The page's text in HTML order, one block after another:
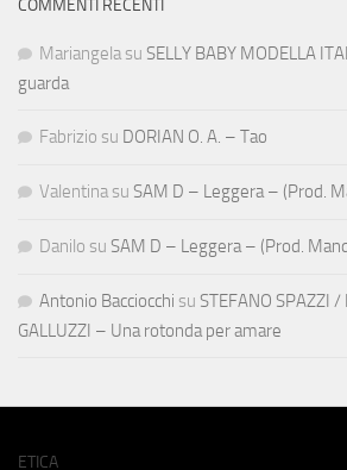
COMMENTI RECENTI
Mariangela su SELLY BABY MODELLA
guarda
Fabrizio su DORIAN O. A. – Tao
Valentina su SAM D – Leggera – (Prod.
Danilo su SAM D – Leggera – (Prod.
Antonio Bacciocchi su STEFANO SPAZZI
GALLUZZI – Una rotonda per amare
ETICA